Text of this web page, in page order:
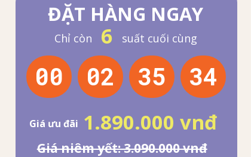
00 02 35 31
Giá ưu đãi 1.890.000 vnđ
Chỉ còn suất cuối cùng
6
ĐẶT HÀNG NGAY
Giá niêm yết: 3.090.000 vnđ